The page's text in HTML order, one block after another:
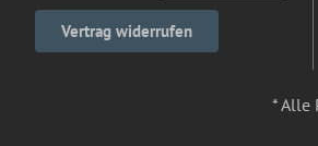
Vertrag widerrufen
* Alle